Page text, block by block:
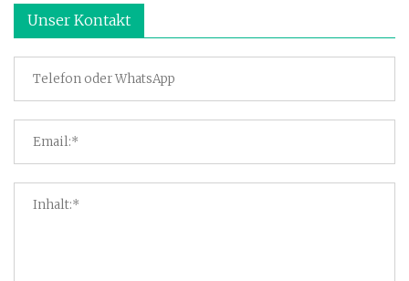
Unser Kontakt